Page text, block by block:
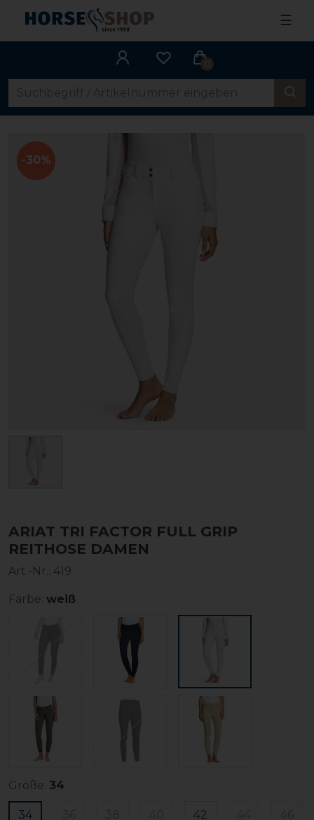
☰
0
-30%
ARIAT TRI FACTOR FULL GRIP
REITHOSE DAMEN
Art.-Nr.: 419
Farbe: weiß
Größe: 34
34 42